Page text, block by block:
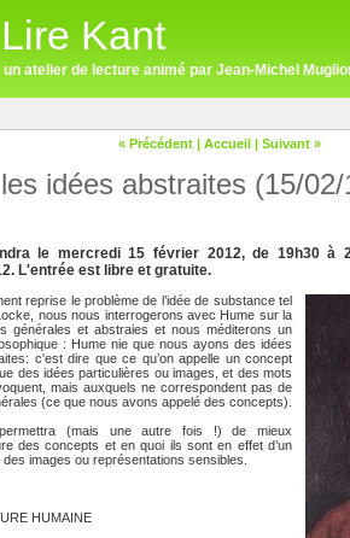
Lire Kant
un atelier de lecture animé par Jean-Michel
« Précédent | Accueil | Suivant »
idées abstraites (15/
le mercredi 15 février 2012, de 19h30 à
L'entrée est libre et gratuite.
reprise le problème de l’idée de substance tel
nous nous interrogerons avec Hume sur la
générales et abstraies et nous méditerons un
: Hume nie que nous ayons des idées
c'est dire que ce qu’on appelle un concept
des idées particulières ou images, et des mots
mais auxquels ne correspondent pas de
(ce que nous avons appelé des concepts).
(mais une autre fois !) de mieux
des concepts et en quoi ils sont en effet d’un
images ou représentations sensibles.
HUMAINE